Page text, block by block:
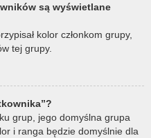
są wyświetlane
kolor członkom grupy,
tej grupy.
grup, jego domyślna grupa
i ranga będzie domyślnie dla